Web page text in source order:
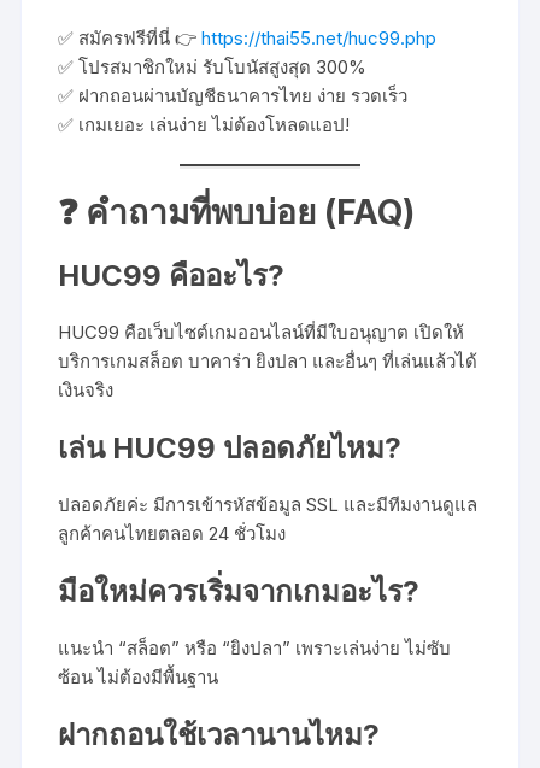
✅ สมัครฟรีที่นี่ 👉 https://thai55.net/huc99.php
✅ โปรสมาชิกใหม่ รับโบนัสสูงสุด 300%
✅ ฝากถอนผ่านบัญชีธนาคารไทย ง่าย รวดเร็ว
✅ เกมเยอะ เล่นง่าย ไม่ต้องโหลดแอป!
❓ คำถามที่พบบ่อย (FAQ)
HUC99 คืออะไร?
HUC99 คือเว็บไซต์เกมออนไลน์ที่มีใบอนุญาต เปิดให้
บริการเกมสล็อต บาคาร่า ยิงปลา และอื่นๆ ที่เล่นแล้วได้
เงินจริง
เล่น HUC99 ปลอดภัยไหม?
ปลอดภัยค่ะ มีการเข้ารหัสข้อมูล SSL และมีทีมงานดูแล
ลูกค้าคนไทยตลอด 24 ชั่วโมง
มือใหม่ควรเริ่มจากเกมอะไร?
แนะนำ “สล็อต” หรือ “ยิงปลา” เพราะเล่นง่าย ไม่ซับ
ซ้อน ไม่ต้องมีพื้นฐาน
ฝากถอนใช้เวลานานไหม?